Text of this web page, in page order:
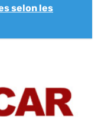
selon les